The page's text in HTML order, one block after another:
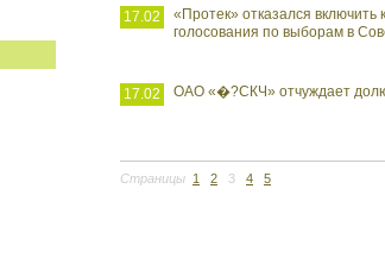
17.02
«Протек» отказался включить
голосования по выборам в
17.02 ОАО «�?СКЧ» отчуждает
Страницы 1 2 3 4 5